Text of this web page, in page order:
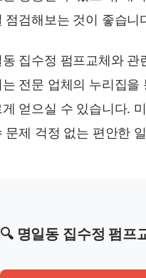
점검해보는 것이 좋습니
집수정 펌프교체와
전문 업체의 누리집을
얻으실 수 있습니다.
문제 걱정 없는 편안한
🔍 명일동 집수정 펌프